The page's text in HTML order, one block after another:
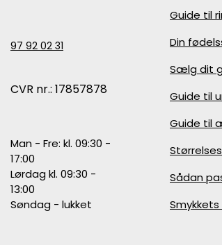
97 92 02 31
CVR nr.: 17857878
Man - Fre: kl. 09:30 -
17:00
Lørdag kl. 09:30 -
13:00
Søndag - lukket
Guide til
Din
Sælg dit
Guide til
Guide til
Sådan